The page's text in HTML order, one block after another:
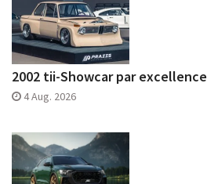
2002 tii-Showcar par excellence
4 Aug. 2026